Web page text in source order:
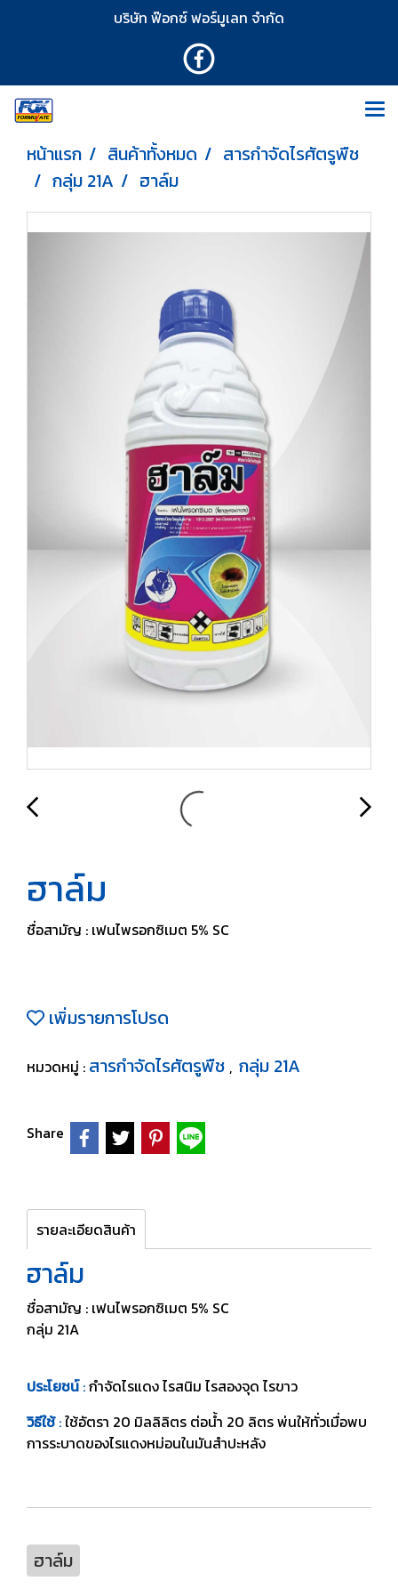
บริษัท ฟ๊อกซ์ ฟอร์มูเลท จำกัด
หน้าแรก สินค้าทั้งหมด
สารกำจัดไรศัตรูพืช
กลุ่ม 21A
ฮาล์ม
ฮาล์ม
ชื่อสามัญ : เฟนไพรอกซิเมต 5% SC
เพิ่มรายการโปรด
หมวดหมู่ : สารกำจัดไรศัตรูพืช , กลุ่ม 21A
Share
รายละเอียดสินค้า
ฮาล์ม
ชื่อสามัญ : เฟนไพรอกซิเมต 5% SC
กลุ่ม 21A
ประโยชน์:กำจัดไรแดง ไรสนิม ไรสองจุด ไรขาว
วิธีใช้:ใช้อัตรา 20 มิลลิลิตร ต่อน้ำ 20 ลิตร พ่นให้ทั่วเมื่อพบ
การระบาดของไรแดงหม่อนในมันสำปะหลัง
ฮาล์ม